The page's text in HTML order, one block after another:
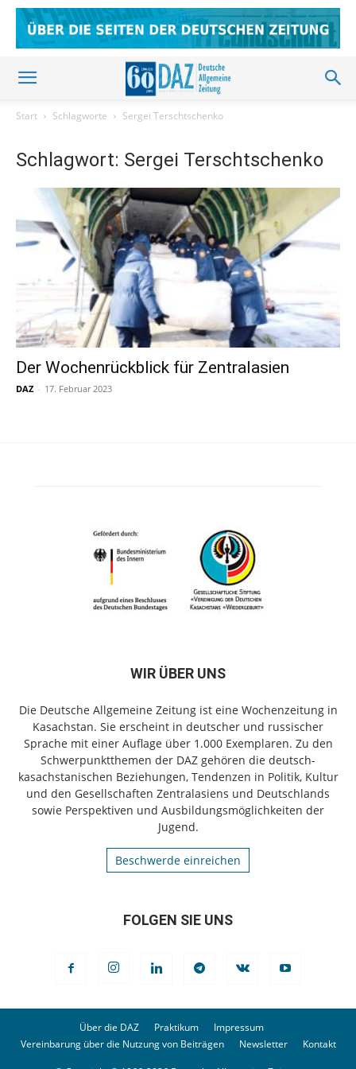
Start Schlagworte Sergei Terschtschenko
Schlagwort: Sergei Terschtschenko
Der Wochenrückblick für Zentralasien
DAZ - 17. Februar 2023
WIR ÜBER UNS
Die Deutsche Allgemeine Zeitung ist eine Wochenzeitung in
Kasachstan. Sie erscheint in deutscher und russischer
Sprache mit einer Auflage über 1.000 Exemplaren. Zu den
Schwerpunktthemen der DAZ gehören die deutsch-
kasachstanischen Beziehungen, Tendenzen in Politik, Kultur
und den Gesellschaften Zentralasiens und Deutschlands
sowie Perspektiven und Ausbildungsmöglichkeiten der
Jugend.
Beschwerde einreichen
FOLGEN SIE UNS
Über die DAZ Praktikum
Impressum
Vereinbarung über die Nutzung von Beiträgen
Newsletter Kontakt